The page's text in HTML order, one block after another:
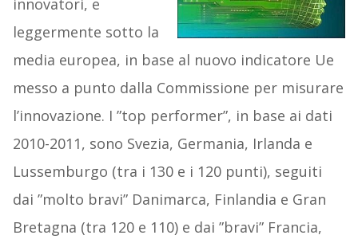
innovatori, e
leggermente sotto la
media europea, in base al nuovo indicatore Ue
messo a punto dalla Commissione per misurare
l’innovazione. I ”top performer”, in base ai dati
2010-2011, sono Svezia, Germania, Irlanda e
Lussemburgo (tra i 130 e i 120 punti), seguiti
dai ”molto bravi” Danimarca, Finlandia e Gran
Bretagna (tra 120 e 110) e dai ”bravi” Francia,